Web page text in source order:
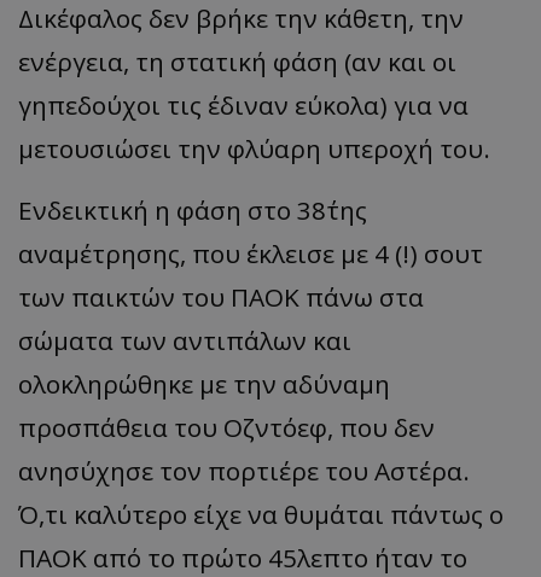
Δικέφαλος δεν βρήκε την κάθετη, την
ενέργεια, τη στατική φάση (αν και οι
γηπεδούχοι τις έδιναν εύκολα) για να
μετουσιώσει την φλύαρη υπεροχή του.
Ενδεικτική η φάση στο 38΄της
αναμέτρησης, που έκλεισε με 4 (!) σουτ
των παικτών του ΠΑΟΚ πάνω στα
σώματα των αντιπάλων και
ολοκληρώθηκε με την αδύναμη
προσπάθεια του Οζντόεφ, που δεν
ανησύχησε τον πορτιέρε του Αστέρα.
Ό,τι καλύτερο είχε να θυμάται πάντως ο
ΠΑΟΚ από το πρώτο 45λεπτο ήταν το